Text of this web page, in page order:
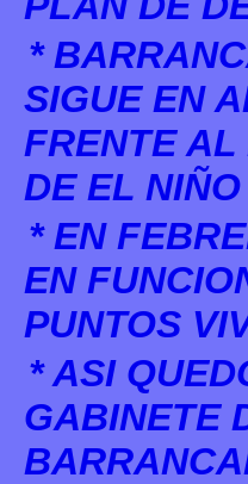
*
SIGUE EN
FRENTE
DE EL NIÑO
* EN
EN
PUNTOS
* ASI
GABINETE